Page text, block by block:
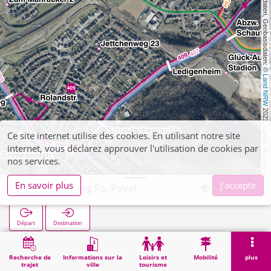
, Kartendaten, Geobasisdaten: ©
Land NRW
2021, Lizenz
dl-de/by-2-0
Recherche de
trajet
Informations sur la
ville
Loisirs et
tourisme
Mobilité plus
Schaufenberg Fa. Povel
Départ Destination
Démarrage Schaufenberg Fa. Povel
Ce site internet utilise des cookies. En utilisant notre site
internet, vous déclarez approuver l'utilisation de cookies par
nos services.
En savoir plus
J'accepte